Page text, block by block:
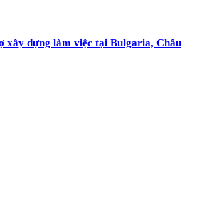
xây dựng làm việc tại Bulgaria, Châu